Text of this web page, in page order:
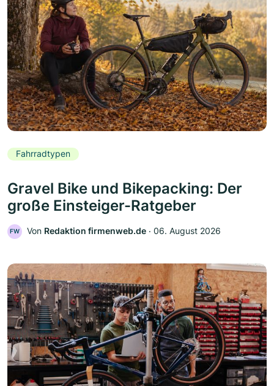
Fahrradtypen
Gravel Bike und Bikepacking: Der
große Einsteiger-Ratgeber
FW Von Redaktion firmenweb.de ‧ 06. August 2026